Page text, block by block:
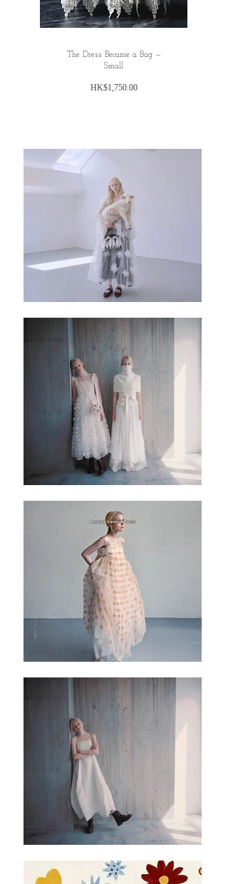
The Dress Became a Bag —
Small
HK$1,750.00價